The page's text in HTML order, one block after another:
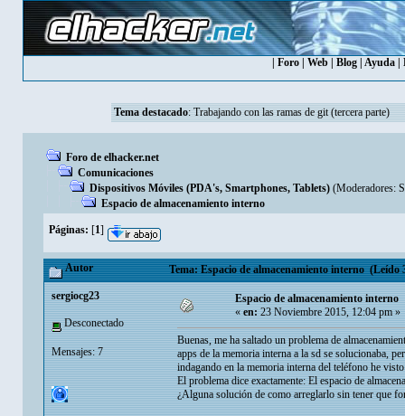
Foro Web Blog Ayuda
Tema destacado: Trabajando con las ramas de git (tercera parte)
Foro de elhacker.net
Comunicaciones
Dispositivos Móviles (PDA's, Smartphones, Tablets) (Moderadores:
Espacio de almacenamiento interno
Páginas: [1]
Autor Tema: Espacio de almacenamiento interno (Leído
sergiocg23
Desconectado
Mensajes: 7
Espacio de almacenamiento interno
«en:23 Noviembre 2015, 12:04 pm »
Buenas, me ha saltado un problema de
apps de la memoria interna a la sd se solucionaba,
indagando en la memoria interna del teléfono he
El problema dice exactamente: El espacio de
¿Alguna solución de como arreglarlo sin tener que